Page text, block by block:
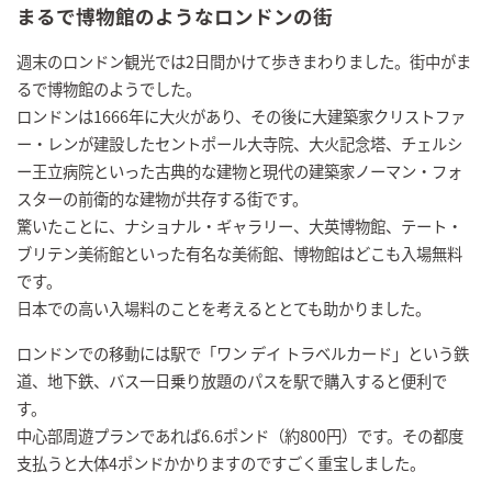
まるで博物館のようなロンドンの街
週末のロンドン観光では2日間かけて歩きまわりました。街中がま
るで博物館のようでした。
ロンドンは1666年に大火があり、その後に大建築家クリストファ
ー・レンが建設したセントポール大寺院、大火記念塔、チェルシ
ー王立病院といった古典的な建物と現代の建築家ノーマン・フォ
スターの前衛的な建物が共存する街です。
驚いたことに、ナショナル・ギャラリー、大英博物館、テート・
ブリテン美術館といった有名な美術館、博物館はどこも入場無料
です。
日本での高い入場料のことを考えるととても助かりました。
ロンドンでの移動には駅で「ワン デイ トラベルカード」という鉄
道、地下鉄、バス一日乗り放題のパスを駅で購入すると便利で
す。
中心部周遊プランであれば6.6ポンド（約800円）です。その都度
支払うと大体4ポンドかかりますのですごく重宝しました。